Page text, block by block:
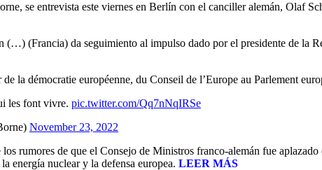
se entrevista este viernes en Berlín con el canciller alemán, Olaf
(Francia) da seguimiento al impulso dado por el presidente de la
la démocratie européenne, du Conseil de l’Europe au Parlement
les font vivre. pic.twitter.com/Qq7nNqIRSe
November 23, 2022
rumores de que el Consejo de Ministros franco-alemán fue
energía nuclear y la defensa europea. LEER MÁS